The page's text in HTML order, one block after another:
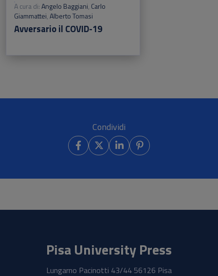
A cura di:Angelo Baggiani, Carlo
Giammattei,Alberto Tomasi
Avversario il COVID-19
Condividi
Pisa University Press
Lungarno Pacinotti 43/44 56126 Pisa